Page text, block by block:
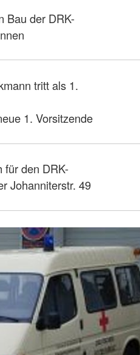
Bau der DRK-
tritt als 1.
1. Vorsitzende
für den DRK-
Johanniterstr. 49